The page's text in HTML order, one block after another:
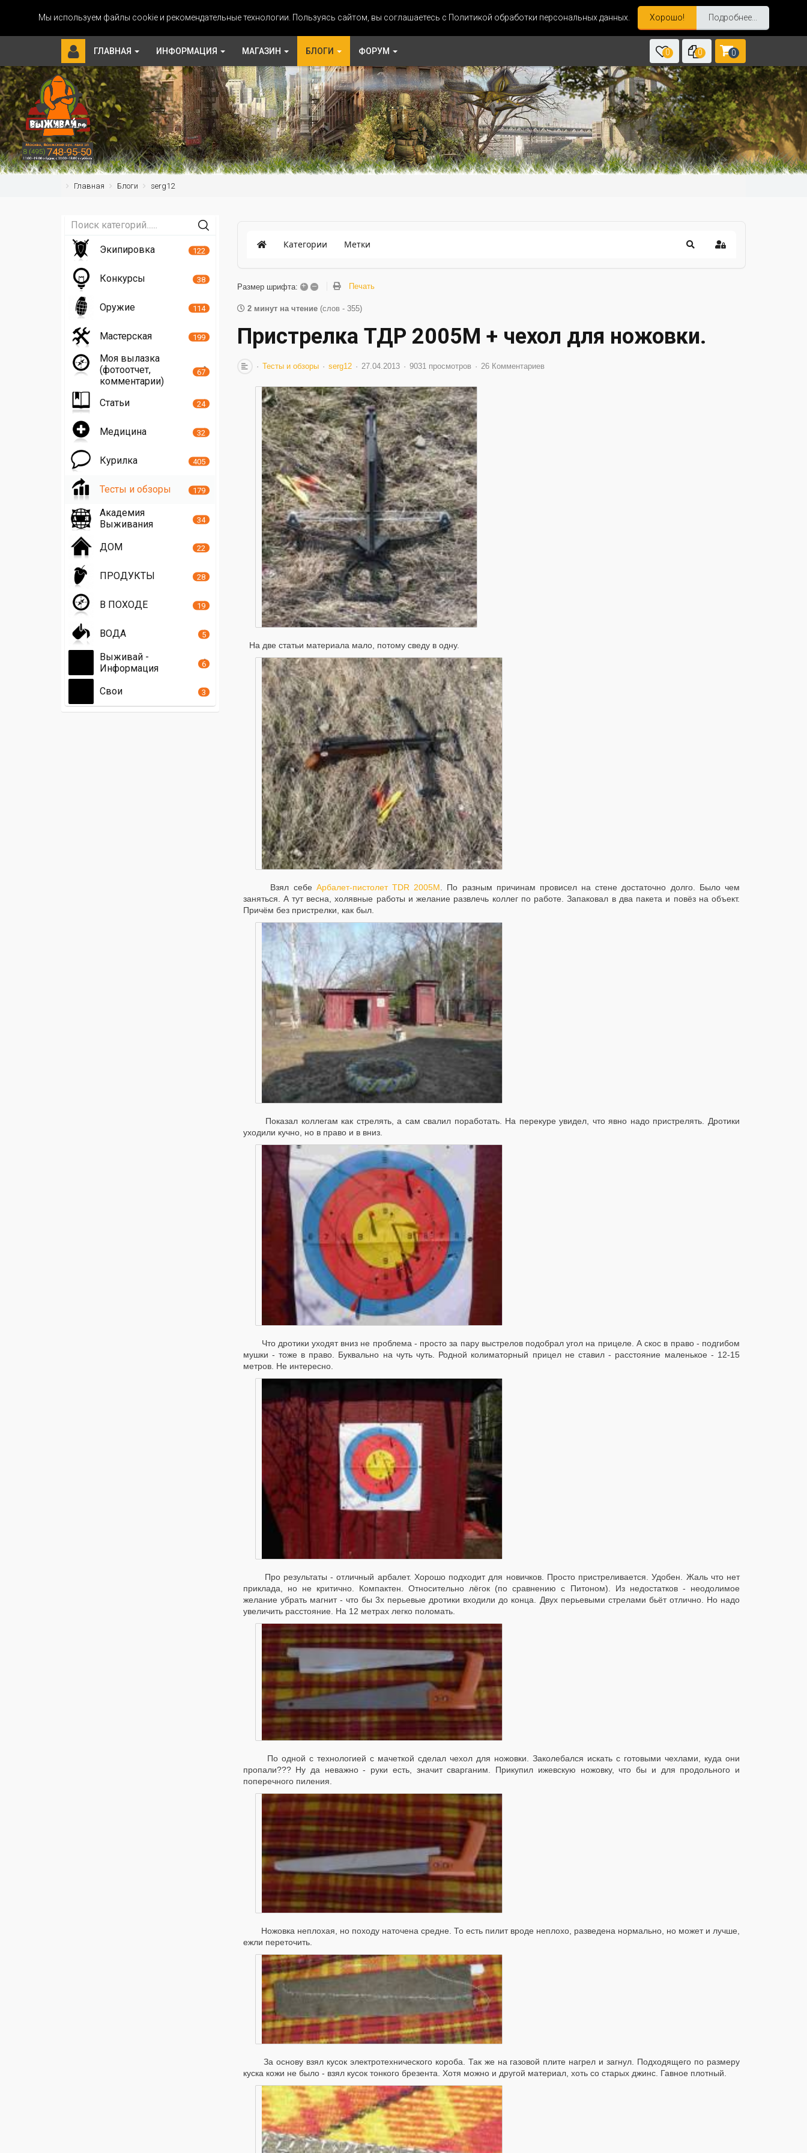
Мы используем файлы cookie и рекомендательные технологии. Пользуясь сайтом, вы соглашаетесь с Политикой обработки персональных данных. Хорошо! Подробнее...
ГЛАВНАЯ ИНФОРМАЦИЯ МАГАЗИН БЛОГИ ФОРУМ 0 0 0
Главная Блоги serg12
Категории Метки
Размер шрифта: + – Печать
2 минут на чтение (слов - 355)
Пристрелка ТДР 2005М + чехол для ножовки.
Тесты и обзоры serg12 27.04.2013 9031 просмотров 26 Комментариев
На две статьи материала мало, потому сведу в одну.
Взял себе Арбалет-пистолет TDR 2005M . По разным причинам провисел на стене достаточно долго. Было чем
заняться. А тут весна, холявные работы и желание развлечь коллег по работе. Запаковал в два пакета и повёз на объект.
Причём без пристрелки, как был.
Показал коллегам как стрелять, а сам свалил поработать. На перекуре увидел, что явно надо пристрелять. Дротики
уходили кучно, но в право и в вниз.
Что дротики уходят вниз не проблема - просто за пару выстрелов подобрал угол на прицеле. А скос в право - подгибом
мушки - тоже в право. Буквально на чуть чуть. Родной колиматорный прицел не ставил - расстояние маленькое - 12-15
метров. Не интересно.
Про результаты - отличный арбалет. Хорошо подходит для новичков. Просто пристреливается. Удобен. Жаль что нет
приклада, но не критично. Компактен. Относительно лёгок (по сравнению с Питоном). Из недостатков - неодолимое
желание убрать магнит - что бы 3х перьевые дротики входили до конца. Двух перьевыми стрелами бьёт отлично. Но надо
увеличить расстояние. На 12 метрах легко поломать.
По одной с технологией с мачеткой сделал чехол для ножовки. Заколебался искать с готовыми чехлами, куда они
пропали??? Ну да неважно - руки есть, значит сварганим. Прикупил ижевскую ножовку, что бы и для продольного и
поперечного пиления.
Ножовка неплохая, но походу наточена средне. То есть пилит вроде неплохо, разведена нормально, но может и лучше,
ежли переточить.
За основу взял кусок электротехнического короба. Так же на газовой плите нагрел и загнул. Подходящего по размеру
куска кожи не было - взял кусок тонкого брезента. Хотя можно и другой материал, хоть со старых джинс. Гавное плотный.
Экипировка 122
Конкурсы 38
Оружие 114
Мастерская 199
Моя вылазка
(фотоотчет,
комментарии)
67
Статьи 24
Медицина 32
Курилка 405
Тесты и обзоры 179
Академия
Выживания
34
ДОМ 22
ПРОДУКТЫ 28
В ПОХОДЕ 19
ВОДА 5
Выживай -
Информация
6
Свои 3